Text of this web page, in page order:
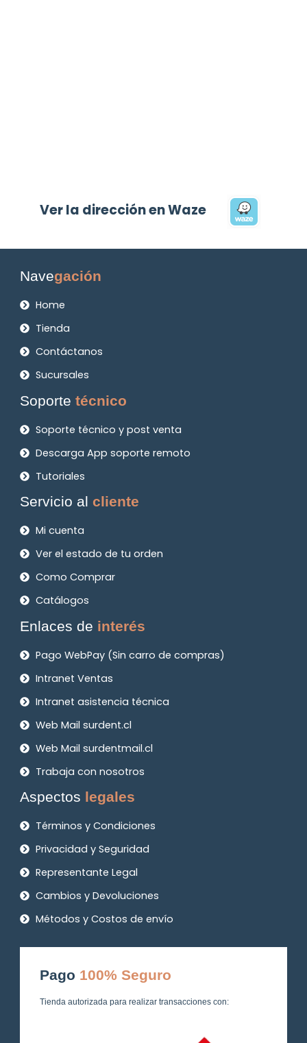
Ver la dirección en Waze
Navegación
Home
Tienda
Contáctanos
Sucursales
Soportetécnico
Soporte técnico y post venta
Descarga App soporte remoto
Tutoriales
Servicio alcliente
Mi cuenta
Ver el estado de tu orden
Como Comprar
Catálogos
Enlaces de interés
Pago WebPay (Sin carro de compras)
Intranet Ventas
Intranet asistencia técnica
Web Mail surdent.cl
Web Mail surdentmail.cl
Trabaja con nosotros
Aspectos legales
Términos y Condiciones
Privacidad y Seguridad
Representante Legal
Cambios y Devoluciones
Métodos y Costos de envío
Pago 100% Seguro
Tienda autorizada para realizar transacciones con: